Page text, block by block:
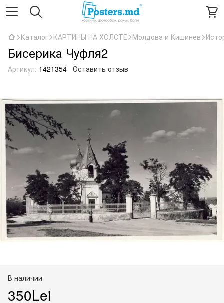
Каталог КАРТИНЫ НА ХОЛСТЕ Молдова и Кишинев
Бисерика Чуфля2
Артикул: 1421354 Оставить отзыв
В наличии
350Lei